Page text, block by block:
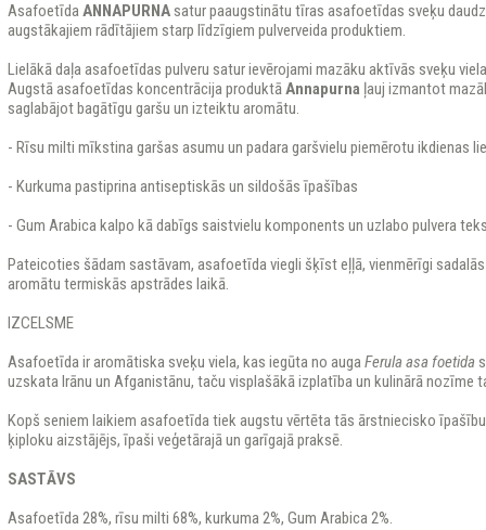
AsafoetīdaANNAPURNAsatur paaugstinātu tīras asafoetīdas sveķu
augstākajiem rādītājiem starp līdzīgiem pulverveida produktiem.
Lielākā daļa asafoetīdas pulveru satur ievērojami mazāku aktīvās sveķu
Augstā asafoetīdas koncentrācija produktāAnnapurnaļauj izmantot
saglabājot bagātīgu garšu un izteiktu aromātu.
- Rīsu milti mīkstina garšas asumu un padara garšvielu piemērotu ikdienas
- Kurkuma pastiprina antiseptiskās un sildošās īpašības
- Gum Arabica kalpo kā dabīgs saistvielu komponents un uzlabo pulvera
Pateicoties šādam sastāvam, asafoetīda viegli šķīst eļļā, vienmērīgi
aromātu termiskās apstrādes laikā.
IZCELSME
Asafoetīda ir aromātiska sveķu viela, kas iegūta no augaFerula asa foetida
uzskata Irānu un Afganistānu, taču visplašākā izplatība un kulinārā nozīme
Kopš seniem laikiem asafoetīda tiek augstu vērtēta tās ārstniecisko
ķiploku aizstājējs, īpaši veģetārajā un garīgajā praksē.
SASTĀVS
Asafoetīda 28%, rīsu milti 68%, kurkuma 2%, Gum Arabica 2%.